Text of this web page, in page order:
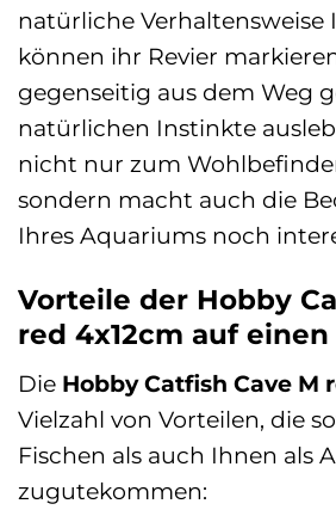
natürliche Verhaltensweise
können ihr Revier
gegenseitig aus dem Weg
natürlichen Instinkte
nicht nur zum
sondern macht auch die
Ihres Aquariums noch
Vorteile der Hobby
red 4x12cm auf
Die Hobby Catfish Cave M
Vielzahl von Vorteilen, die
Fischen als auch Ihnen als
zugutekommen: